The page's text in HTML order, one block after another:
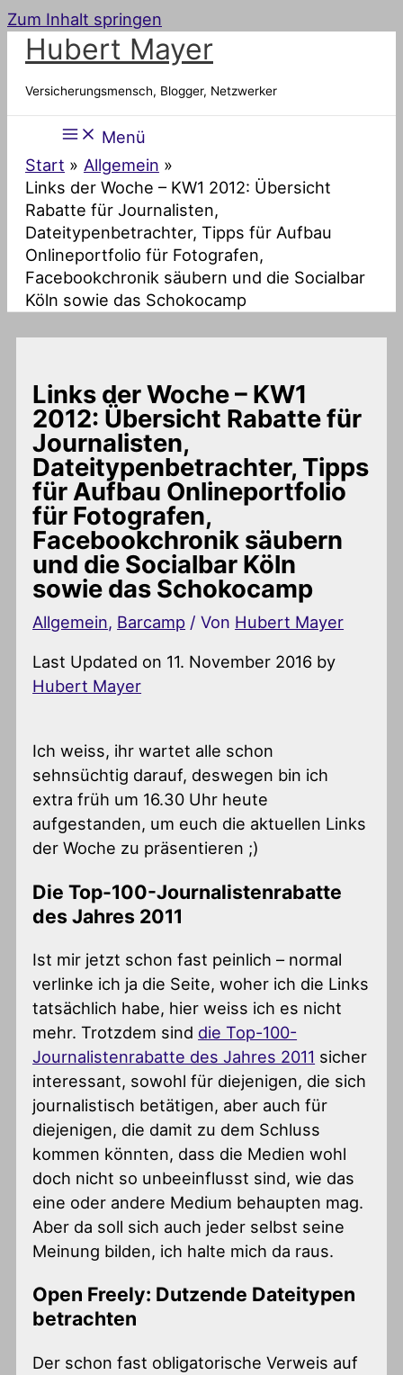
Zum Inhalt springen
Hubert Mayer
Versicherungsmensch, Blogger, Netzwerker
Menü
Start
Allgemein
Links der Woche – KW1 2012: Übersicht
Rabatte für Journalisten,
Dateitypenbetrachter, Tipps für Aufbau
Onlineportfolio für Fotografen,
Facebookchronik säubern und die Socialbar
Köln sowie das Schokocamp
Links der Woche – KW1
2012: Übersicht Rabatte für
Journalisten,
Dateitypenbetrachter, Tipps
für Aufbau Onlineportfolio
für Fotografen,
Facebookchronik säubern
und die Socialbar Köln
sowie das Schokocamp
Allgemein, Barcamp / Von Hubert Mayer
Last Updated on 11. November 2016 by
Hubert Mayer
Ich weiss, ihr wartet alle schon
sehnsüchtig darauf, deswegen bin ich
extra früh um 16.30 Uhr heute
aufgestanden, um euch die aktuellen Links
der Woche zu präsentieren ;)
Die Top-100-Journalistenrabatte
des Jahres 2011
Ist mir jetzt schon fast peinlich – normal
verlinke ich ja die Seite, woher ich die Links
tatsächlich habe, hier weiss ich es nicht
mehr. Trotzdem sind die Top-100-
Journalistenrabatte des Jahres 2011 sicher
interessant, sowohl für diejenigen, die sich
journalistisch betätigen, aber auch für
diejenigen, die damit zu dem Schluss
kommen könnten, dass die Medien wohl
doch nicht so unbeeinflusst sind, wie das
eine oder andere Medium behaupten mag.
Aber da soll sich auch jeder selbst seine
Meinung bilden, ich halte mich da raus.
Open Freely: Dutzende Dateitypen
betrachten
Der schon fast obligatorische Verweis auf